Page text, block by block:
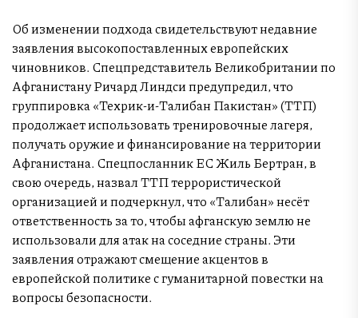
Об изменении подхода свидетельствуют недавние
заявления высокопоставленных европейских
чиновников. Спецпредставитель Великобритании по
Афганистану Ричард Линдси предупредил, что
группировка «Техрик-и-Талибан Пакистан» (ТТП)
продолжает использовать тренировочные лагеря,
получать оружие и финансирование на территории
Афганистана. Спецпосланник ЕС Жиль Бертран, в
свою очередь, назвал ТТП террористической
организацией и подчеркнул, что «Талибан» несёт
ответственность за то, чтобы афганскую землю не
использовали для атак на соседние страны. Эти
заявления отражают смещение акцентов в
европейской политике с гуманитарной повестки на
вопросы безопасности.